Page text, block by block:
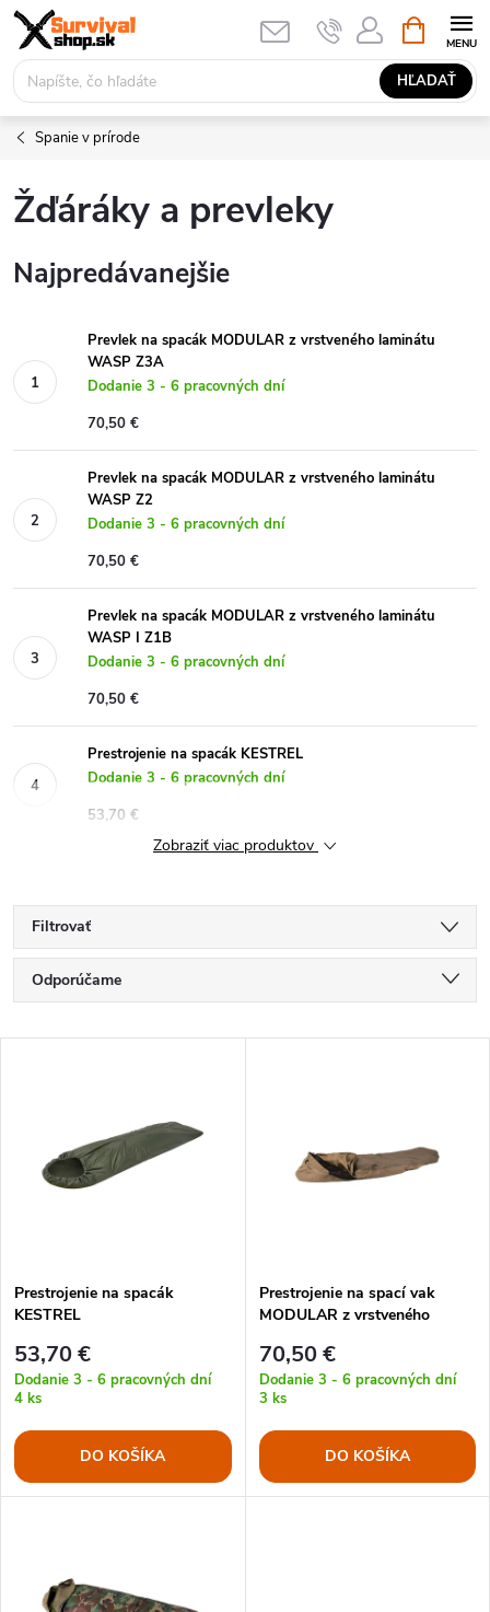
Prejsť
obsah
HĽADAŤ
KOŠÍK
Spanie v prírode
Žďáráky a prevleky
Najpredávanejšie
Prevlek na spacák MODULAR z vrstveného laminátu
WASP Z3A
Dodanie 3 - 6 pracovných dní
70,50 €
Prevlek na spacák MODULAR z vrstveného laminátu
WASP Z2
Dodanie 3 - 6 pracovných dní
70,50 €
Prevlek na spacák MODULAR z vrstveného laminátu
WASP I Z1B
Dodanie 3 - 6 pracovných dní
70,50 €
Prestrojenie na spacák KESTREL
Dodanie 3 - 6 pracovných dní
53,70 €
Zobraziť viac produktov
Filtrovať
R
a
e
p
r
o
Odporúčame
Abecedne
s
p
r
o
d
Prestrojenie na spacák
KESTREL
53,70 €
Dodanie 3 - 6 pracovných dní
4 ks
DO KOŠÍKA
Prestrojenie na spací vak
MODULAR z vrstveného
70,50 €
Dodanie 3 - 6 pracovných dní
3 ks
DO KOŠÍKA